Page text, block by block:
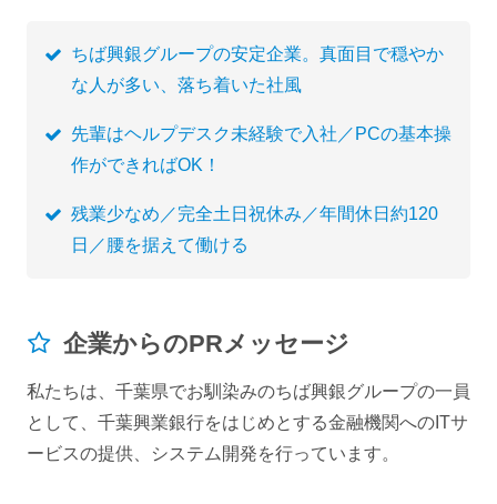
ちば興銀グループの安定企業。真面目で穏やか
な人が多い、落ち着いた社風
先輩はヘルプデスク未経験で入社／PCの基本操
作ができればOK！
残業少なめ／完全土日祝休み／年間休日約120
日／腰を据えて働ける
企業からのPRメッセージ
私たちは、千葉県でお馴染みのちば興銀グループの一員
として、千葉興業銀行をはじめとする金融機関へのITサ
ービスの提供、システム開発を行っています。